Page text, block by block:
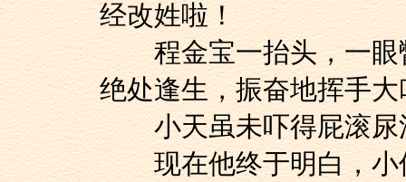
经改姓啦！
程金宝一抬头，一眼
绝处逢生，振奋地挥手
小天虽未吓得屁滚尿
现在他终于明白，小